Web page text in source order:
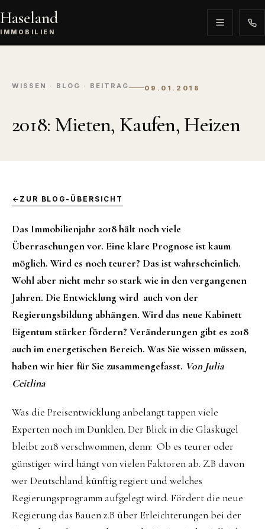
Haseland
IMMOBILIEN
WISSEN · BLOG · BEITRAG 09.01.2018
2018: Mieten, Kaufen, Heizen
ZUR BLOG-ÜBERSICHT
Das Immobilienjahr 2018 hält noch viele
Überraschungen vor. Eine klare Prognose ist kaum
möglich. Wird es noch teurer? Das ist wahrscheinlich.
Wohl aber nicht mehr so stark wie in den vergangenen
Jahren. Die Entwicklung wird auch von der
Regierungsbildung abhängen. Wird das neue Kabinett
Eigentum stärker fördern? Veränderungen gibt es 2018
auch im energetischen Bereich. Was Sie wissen müssen,
haben wir hier für Sie zusammengefasst. Von Julia
Ceitlina
Was die Preisentwicklung anbelangt tappen viele
Experten noch im Dunklen. Der Blick in die Glaskugel
bleibt 2018 verschwommen, denn: Ob es teurer oder
günstiger wird hängt von vielen Faktoren ab. Z.B davon
wer Deutschland künftig regiert und welches
Regierungsprogramm aufgelegt wird. Fördert die neue
Regierung das Bauen z.B über Erleichterungen bei der